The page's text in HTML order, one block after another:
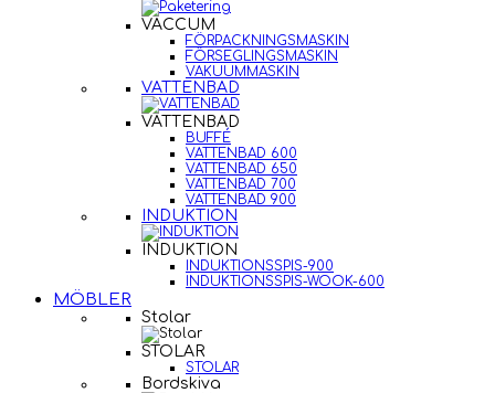
VACCUM
FÖRPACKNINGSMASKIN
FÖRSEGLINGSMASKIN
VAKUUMMASKIN
VATTENBAD
VATTENBAD
BUFFÉ
VATTENBAD 600
VATTENBAD 650
VATTENBAD 700
VATTENBAD 900
INDUKTION
INDUKTION
INDUKTIONSSPIS-900
INDUKTIONSSPIS-WOOK-600
MÖBLER
Stolar
STOLAR
STOLAR
Bordskiva